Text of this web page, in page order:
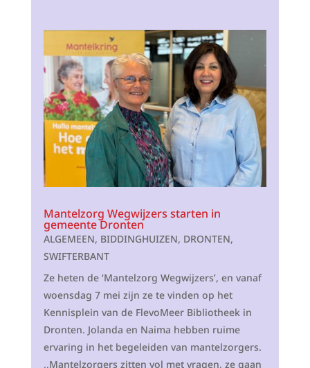
Mantelzorg Wegwijzers starten in
gemeente Dronten
ALGEMEEN, BIDDINGHUIZEN, DRONTEN,
SWIFTERBANT
Ze heten de ‘Mantelzorg Wegwijzers’, en vanaf
woensdag 7 mei zijn ze te vinden op het
Kennisplein van de FlevoMeer Bibliotheek in
Dronten. Jolanda en Naima hebben ruime
ervaring in het begeleiden van mantelzorgers.
,,Mantelzorgers zitten vol met vragen, ze gaan